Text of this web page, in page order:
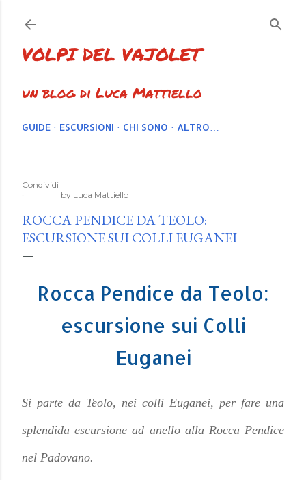
VOLPI DEL VAJOLET
un blog di Luca Mattiello
GUIDE ESCURSIONI CHI SONO ALTRO…
Condividi
by Luca Mattiello
ROCCA PENDICE DA TEOLO:
ESCURSIONE SUI COLLI EUGANEI
Rocca Pendice da Teolo:
escursione sui Colli
Euganei
Si parte da Teolo, nei colli Euganei, per fare una
splendida escursione ad anello alla Rocca Pendice
nel Padovano.